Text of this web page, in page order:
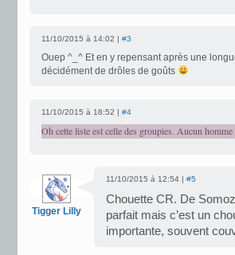
11/10/2015 à 14:02 | #3
Ouep ^_^ Et en y repensant après une
décidément de drôles de goûts
11/10/2015 à 18:52 | #4
Oh cette liste est celle des groupies. Aucun
Tigger Lilly
11/10/2015 à 12:54 | #5
Chouette CR. De
parfait mais c’est un
importante, souvent